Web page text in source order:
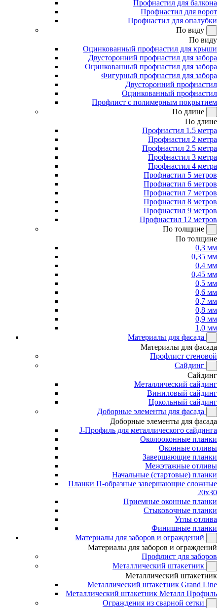
Профнастил для балкона
Профнастил для ворот
Профнастил для опалубки
По виду
По виду
Оцинкованный профнастил для крыши
Двусторонний профнастил для забора
Оцинкованный профнастил для забора
Фигурный профнастил для забора
Двусторонний профнастил
Оцинкованный профнастил
Профлист с полимерным покрытием
По длине
По длине
Профнастил 1.5 метра
Профнастил 2 метра
Профнастил 2.5 метра
Профнастил 3 метра
Профнастил 4 метра
Профнастил 5 метров
Профнастил 6 метров
Профнастил 7 метров
Профнастил 8 метров
Профнастил 9 метров
Профнастил 12 метров
По толщине
По толщине
0,3 мм
0,35 мм
0,4 мм
0,45 мм
0,5 мм
0,6 мм
0,7 мм
0,8 мм
0,9 мм
1,0 мм
Материалы для фасада
Материалы для фасада
Профлист стеновой
Сайдинг
Сайдинг
Металлический сайдинг
Виниловый сайдинг
Цокольный сайдинг
Доборные элементы для фасада
Доборные элементы для фасада
J-Профиль для металлического сайдинга
Околооконные планки
Оконные отливы
Завершающие планки
Межэтажные отливы
Начальные (стартовые) планки
Планки П-образные завершающие сложные
20x30
Приемные оконные планки
Стыковочные планки
Углы отлива
Финишные планки
Материалы для заборов и ограждений
Материалы для заборов и ограждений
Профлист для заборов
Металлический штакетник
Металлический штакетник
Металлический штакетник Grand Line
Металлический штакетник Металл Профиль
Ограждения из сварной сетки